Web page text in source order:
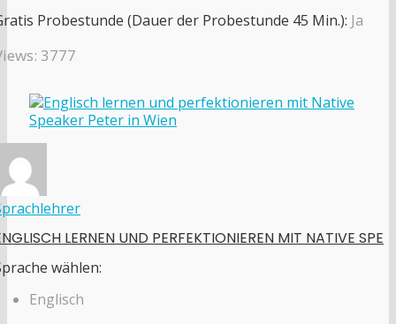
Probestunde (Dauer der Probestunde 45 Min.): Ja
3777
LERNEN UND PERFEKTIONIEREN MIT NATIVE SPE
wählen:
Englisch